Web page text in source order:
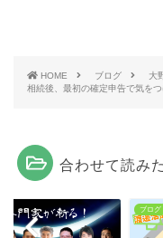
HOME ブログ
大
相続後、最初の確定申告で気をつ
合わせて読み
ブログ